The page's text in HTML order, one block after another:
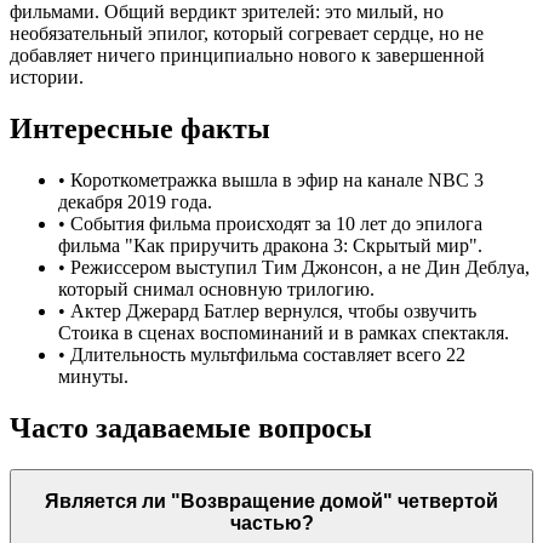
фильмами. Общий вердикт зрителей: это милый, но
необязательный эпилог, который согревает сердце, но не
добавляет ничего принципиально нового к завершенной
истории.
Интересные факты
• Короткометражка вышла в эфир на канале NBC 3
декабря 2019 года.
• События фильма происходят за 10 лет до эпилога
фильма "Как приручить дракона 3: Скрытый мир".
• Режиссером выступил Тим Джонсон, а не Дин Деблуа,
который снимал основную трилогию.
• Актер Джерард Батлер вернулся, чтобы озвучить
Стоика в сценах воспоминаний и в рамках спектакля.
• Длительность мультфильма составляет всего 22
минуты.
Часто задаваемые вопросы
Является ли "Возвращение домой" четвертой
частью?